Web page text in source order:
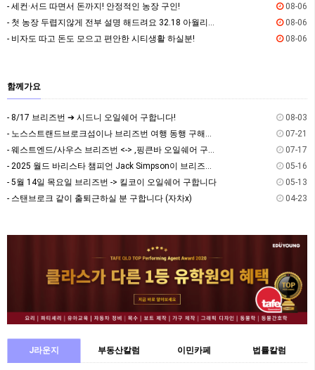
- 세컨·서드 따면서 돈까지! 안정적인 농장 구인!
08-06
08-06
- 비자도 따고 돈도 모으고 편안한 시티생활 하실분!
08-06
함께가요
- 8/17 브리즈번 ➔ 시드니 오일쉐어 구합니다!
08-03
07-21
07-17
05-16
- 5월 14일 목요일 브리즈번 -> 킬코이 오일쉐어 구합니다
05-13
- 스탠브로크 같이 출퇴근하실 분 구합니다 (자차x)
04-23
J라운지 부동산칼럼 이민카페 법률칼럼